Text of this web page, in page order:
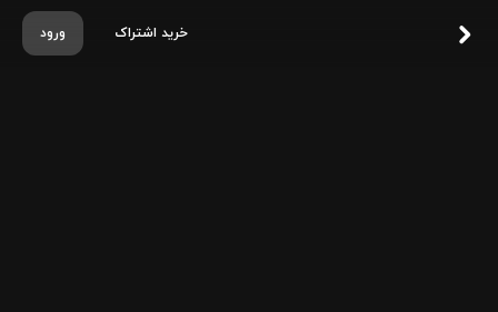
ورود خرید اشتراک